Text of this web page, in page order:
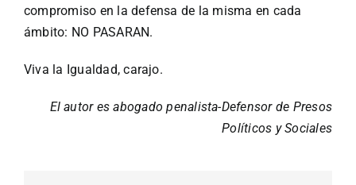
compromiso en la defensa de la misma en cada
ámbito: NO PASARAN.
Viva la Igualdad, carajo.
El autor es abogado penalista-Defensor de Presos
Políticos y Sociales